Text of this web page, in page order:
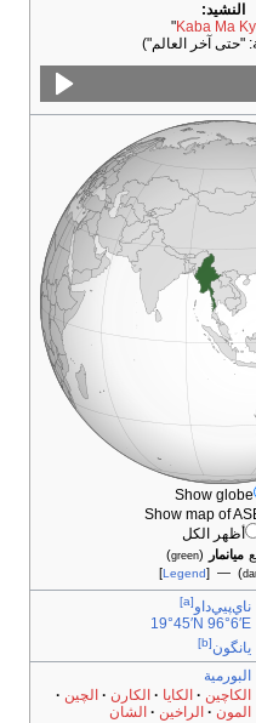
النشيد:
Kaba Ma
"
"حتى آخر العالم")
Show globe
Show map of
أظهر الكل
ميانمار (
green
)
) — [
Legend
]
ناي‌پيي‌داو[a]
19°45′N 96°6′E
يانگون[b]
البورمية
الكاچين الكايا الكارن
الچين
المون
الراخين
الشان